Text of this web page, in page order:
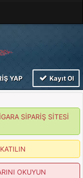
YAP Kayıt Ol
SİPARİŞ SİTESİ
OKUYUN